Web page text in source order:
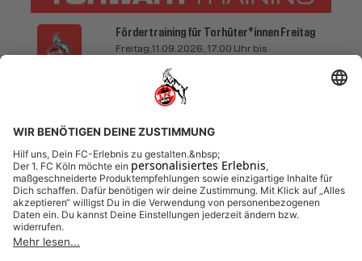
Fördertraining für Torhüter*innen Freitag
Freitag,11.09.2026, 17:00 Uhr bis
Torwarttraining Freitag
FREIE PLÄTZE VORHANDEN
Anmeldeschluss 08. September 2026, 17:00 Uhr
Anmelden 105,00 EUR